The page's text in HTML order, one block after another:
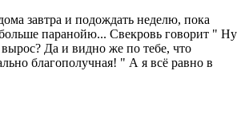
завтра и подождать неделю, пока
паранойю... Свекровь говорит " Ну
вырос? Да и видно же по тебе, что
благополучная! " А я всё равно в